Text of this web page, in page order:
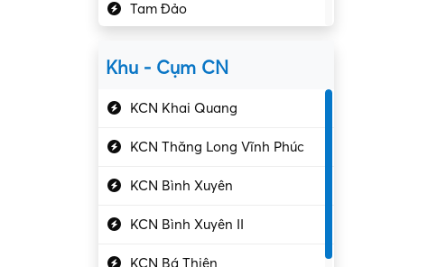
Kiểm soát chất lượng
Kỹ sư cơ khí
Kỹ sư điện
Kỹ thuật cao
Kỹ thuật mạng – IT
Làm bán thời gian
Lao động phổ thông
Tam Đảo
Khu - Cụm CN
KCN Khai Quang
KCN Thăng Long Vĩnh Phúc
KCN Bình Xuyên
KCN Bình Xuyên II
KCN Bá Thiện